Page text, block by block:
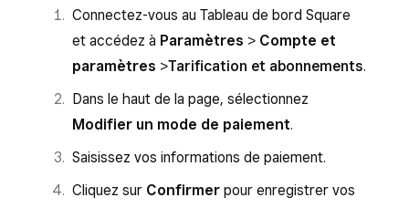
Connectez-vous au Tableau de bord Square
et accédez à Paramètres > Compte et
paramètres >Tarification et abonnements.
Dans le haut de la page, sélectionnez
Modifier un mode de paiement.
Saisissez vos informations de paiement.
Cliquez sur Confirmer pour enregistrer vos